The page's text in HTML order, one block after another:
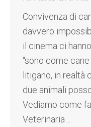
Convivenza di
davvero
il cinema ci
“sono come
litigano, in realtà
due animali
Vediamo come
Veterinaria…